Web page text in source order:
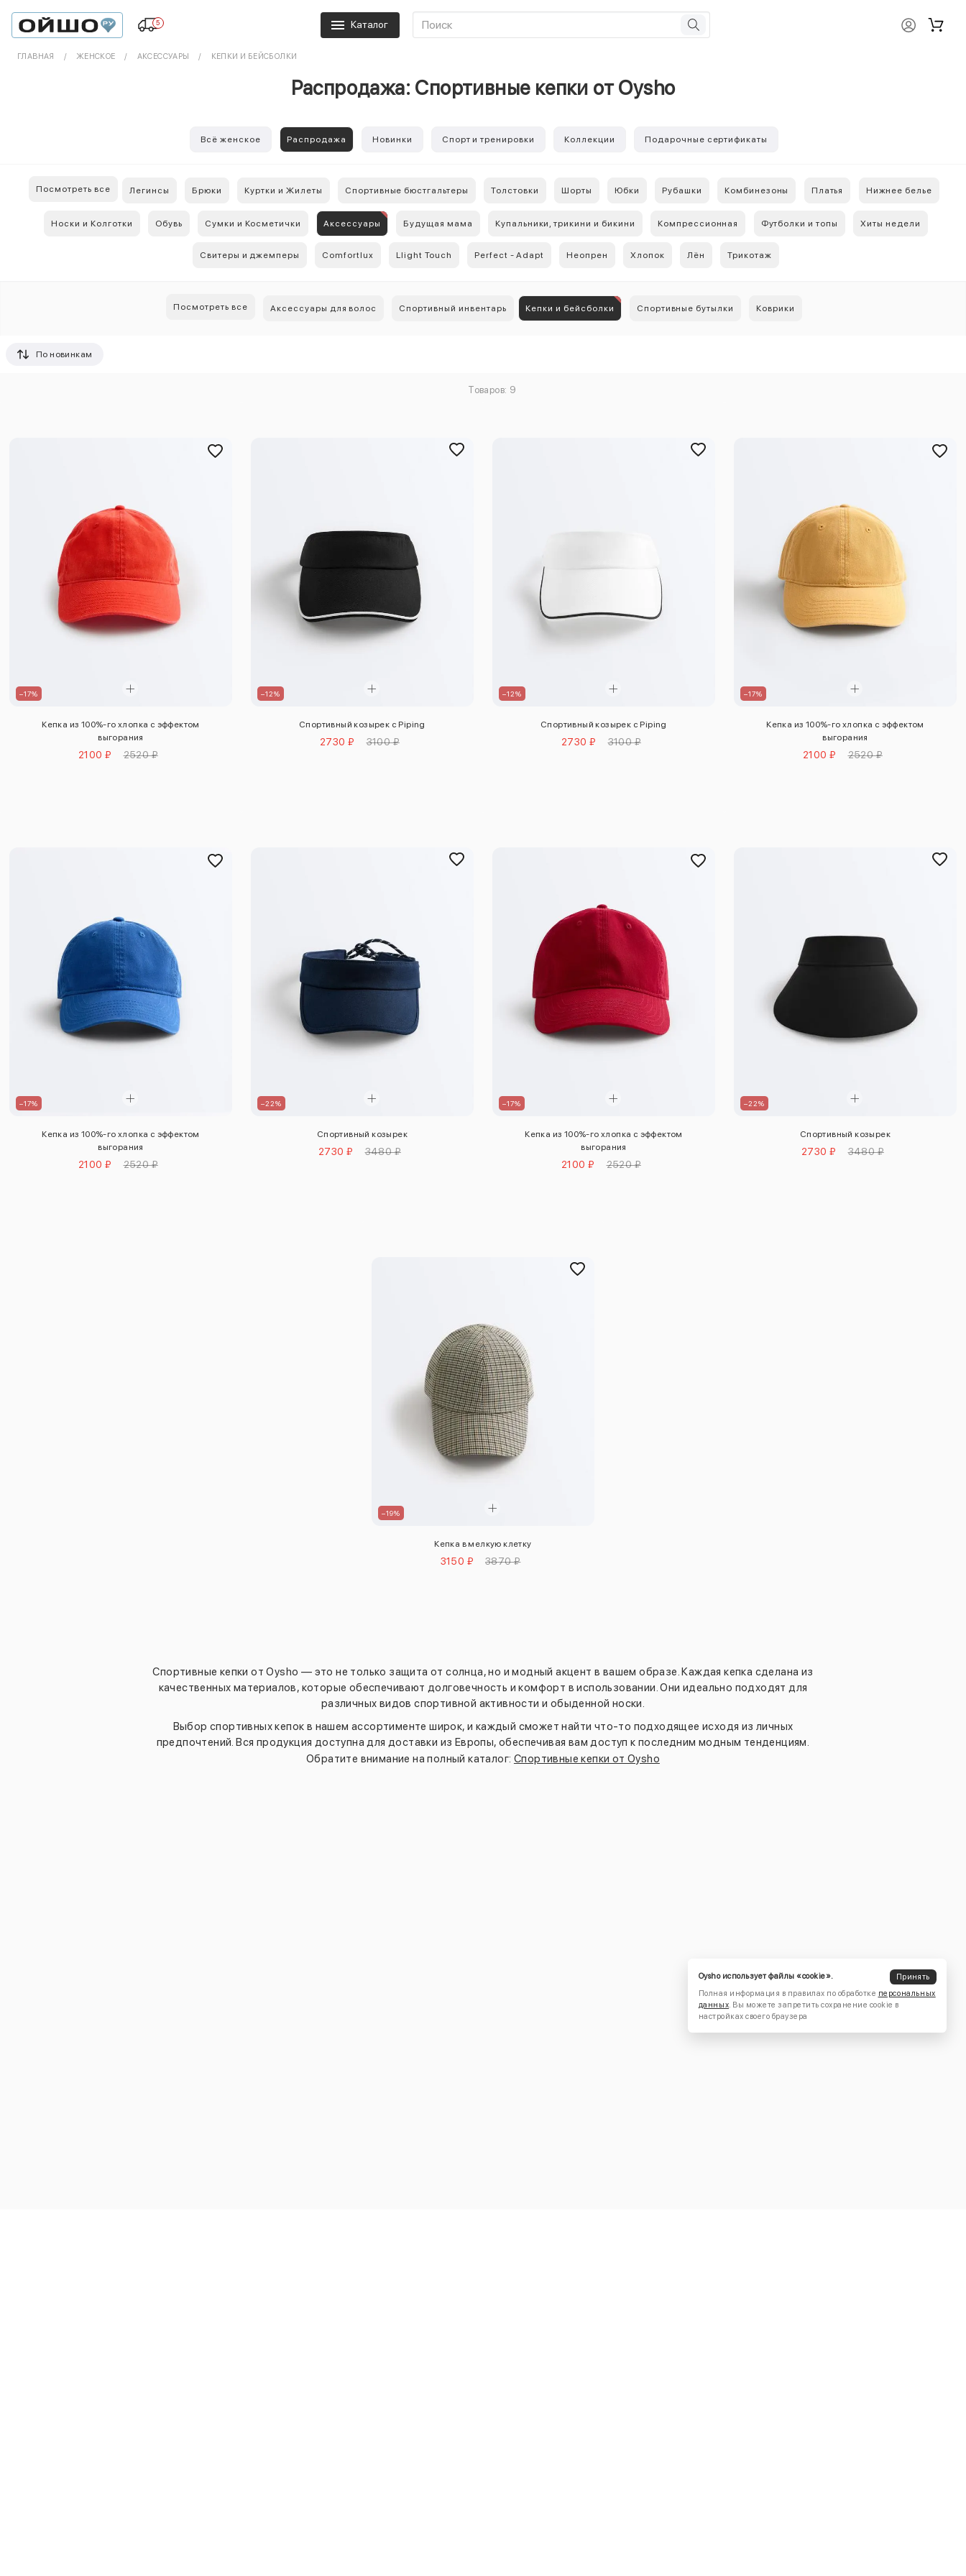
5 Каталог
ГЛАВНАЯ ЖЕНСКОЕ АКСЕССУАРЫ КЕПКИ И БЕЙСБОЛКИ
Распродажа: Спортивные кепки от Oysho
Всё женское Распродажа Новинки Спорт и тренировки Коллекции Подарочные сертификаты
Посмотреть все Легинсы Брюки Куртки и Жилеты Спортивные бюстгальтеры Толстовки Шорты Юбки Рубашки Комбинезоны Платья Нижнее белье
Носки и Колготки Обувь Сумки и Косметички Аксессуары Будущая мама Купальники, трикини и бикини Компрессионная Футболки и топы Хиты недели
Свитеры и джемперы Comfortlux Llight Touch Perfect - Adapt Неопрен Хлопок Лён Трикотаж
Посмотреть все Аксессуары для волос Спортивный инвентарь Кепки и бейсболки Спортивные бутылки Коврики
По новинкам
Товаров: 9
–17%
Кепка из 100%-го хлопка с эффектом
выгорания
2100 ₽ 2520 ₽
–12%
Спортивный козырек с Piping
2730 ₽ 3100 ₽
–12%
Спортивный козырек с Piping
2730 ₽ 3100 ₽
–17%
Кепка из 100%-го хлопка с эффектом
выгорания
2100 ₽ 2520 ₽
–17%
Кепка из 100%-го хлопка с эффектом
выгорания
2100 ₽ 2520 ₽
–22%
Спортивный козырек
2730 ₽ 3480 ₽
–17%
Кепка из 100%-го хлопка с эффектом
выгорания
2100 ₽ 2520 ₽
–22%
Спортивный козырек
2730 ₽ 3480 ₽
–19%
Кепка в мелкую клетку
3150 ₽ 3870 ₽
Спортивные кепки от Oysho — это не только защита от солнца, но и модный акцент в вашем образе. Каждая кепка сделана из
качественных материалов, которые обеспечивают долговечность и комфорт в использовании. Они идеально подходят для
различных видов спортивной активности и обыденной носки.
Выбор спортивных кепок в нашем ассортименте широк, и каждый сможет найти что-то подходящее исходя из личных
предпочтений. Вся продукция доступна для доставки из Европы, обеспечивая вам доступ к последним модным тенденциям.
Обратите внимание на полный каталог: Спортивные кепки от Oysho
Oysho использует файлы «cookie».
Принять
Полная информация в правилах по обработке персональных
данных. Вы можете запретить сохранение cookie в
настройках своего браузера